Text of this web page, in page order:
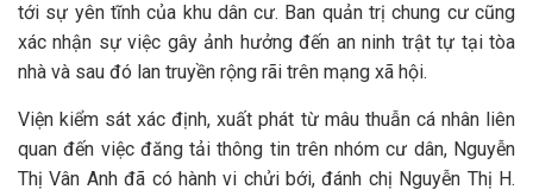
tới sự yên tĩnh của khu dân cư. Ban quản trị chung cư cũng
xác nhận sự việc gây ảnh hưởng đến an ninh trật tự tại tòa
nhà và sau đó lan truyền rộng rãi trên mạng xã hội.
Viện kiểm sát xác định, xuất phát từ mâu thuẫn cá nhân liên
quan đến việc đăng tải thông tin trên nhóm cư dân, Nguyễn
Thị Vân Anh đã có hành vi chửi bới, đánh chị Nguyễn Thị H.